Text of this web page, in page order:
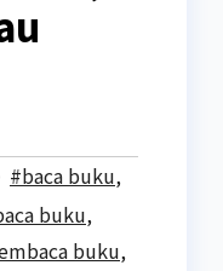
#baca buku,
buku,
buku,